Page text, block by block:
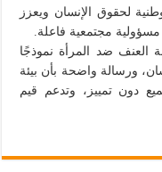
لحقوق الإنسان ويعزز
مجتمعية فاعلة.
العنف ضد المرأة نموذجًا
ورسالة واضحة بأن بيئة
دون تمييز، وتدعم قيم